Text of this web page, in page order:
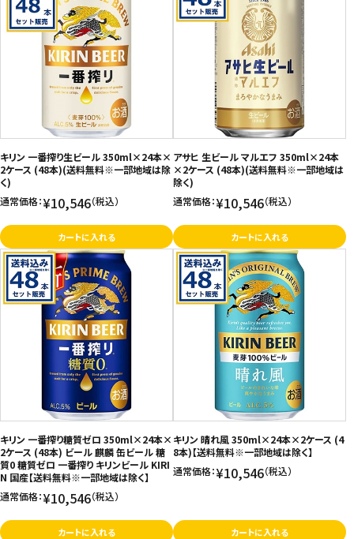
キリン 一番搾り生ビール 350ml×24本×
2ケース (48本)(送料無料※一部地域は除
く)
通常価格：¥10,546（税込）
カートに入れる
アサヒ 生ビール マルエフ 350ml×24本
×2ケース (48本)(送料無料※一部地域は
除く)
通常価格：¥10,546（税込）
カートに入れる
キリン 一番搾り糖質ゼロ 350ml×24本×
2ケース (48本) ビール 麒麟 缶ビール 糖
質0 糖質ゼロ 一番搾り キリンビール KIRI
N 国産【送料無料※一部地域は除く】
通常価格：¥10,546（税込）
カートに入れる
キリン 晴れ風 350ml×24本×2ケース (4
8本)【送料無料※一部地域は除く】
通常価格：¥10,546（税込）
カートに入れる